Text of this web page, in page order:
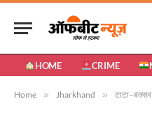
HOME CRIME
Home » Jharkhand » टाटा–बक्सर